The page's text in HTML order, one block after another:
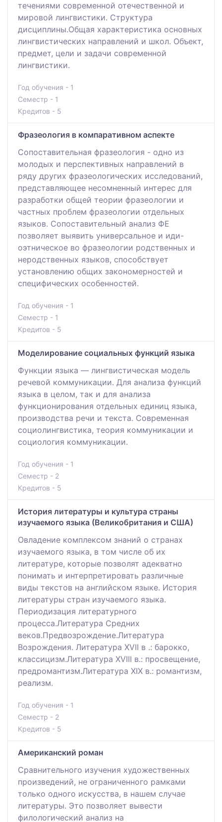
течениями современной отечественной и
мировой лингвистики. Структура
дисциплины.Общая характеристика основных
лингвистических направлений и школ. Объект,
предмет, цели и задачи современной
лингвистики.
Год обучения - 1
Семестр - 1
Кредитов - 5
Фразеология в компаративном аспекте
Сопоставительная фразеология - одно из
молодых и перспективных направлений в
ряду других фразеологических исследований,
представляющее несомненный интерес для
разработки общей теории фразеологии и
частных проблем фразеологии отдельных
языков. Сопоставительный анализ ФЕ
позволяет выявить универсальное и иди-
оэтническое во фразеологии родственных и
неродственных языков, способствует
установлению общих закономерностей и
специфических особенностей.
Год обучения - 1
Семестр - 1
Кредитов - 5
Моделирование социальных функций языка
Функции языка — лингвистическая модель
речевой коммуникации. Для анализа функций
языка в целом, так и для анализа
функционирования отдельных единиц языка,
производства речи и текста. Современная
социолингвистика, теория коммуникации и
социология коммуникации.
Год обучения - 1
Семестр - 2
Кредитов - 5
История литературы и культура страны
изучаемого языка (Великобритания и США)
Овладение комплексом знаний о странах
изучаемого языка, в том числе об их
литературе, которые позволят адекватно
понимать и интерпретировать различные
виды текстов на английском языке. История
литературы стран изучаемого языка.
Периодизация литературного
процесса.Литература Средних
веков.Предвозрождение.Литература
Возрождения. Литература XVII в .: барокко,
классицизм.Литература XVIII в.: просвещение,
предромантизм.Литература XIX в.: романтизм,
реализм.
Год обучения - 1
Семестр - 2
Кредитов - 5
Американский роман
Сравнительного изучения художественных
произведений, не ограниченного рамками
только одного искусства, в нашем случае
литературы. Это позволяет вывести
филологический анализ на